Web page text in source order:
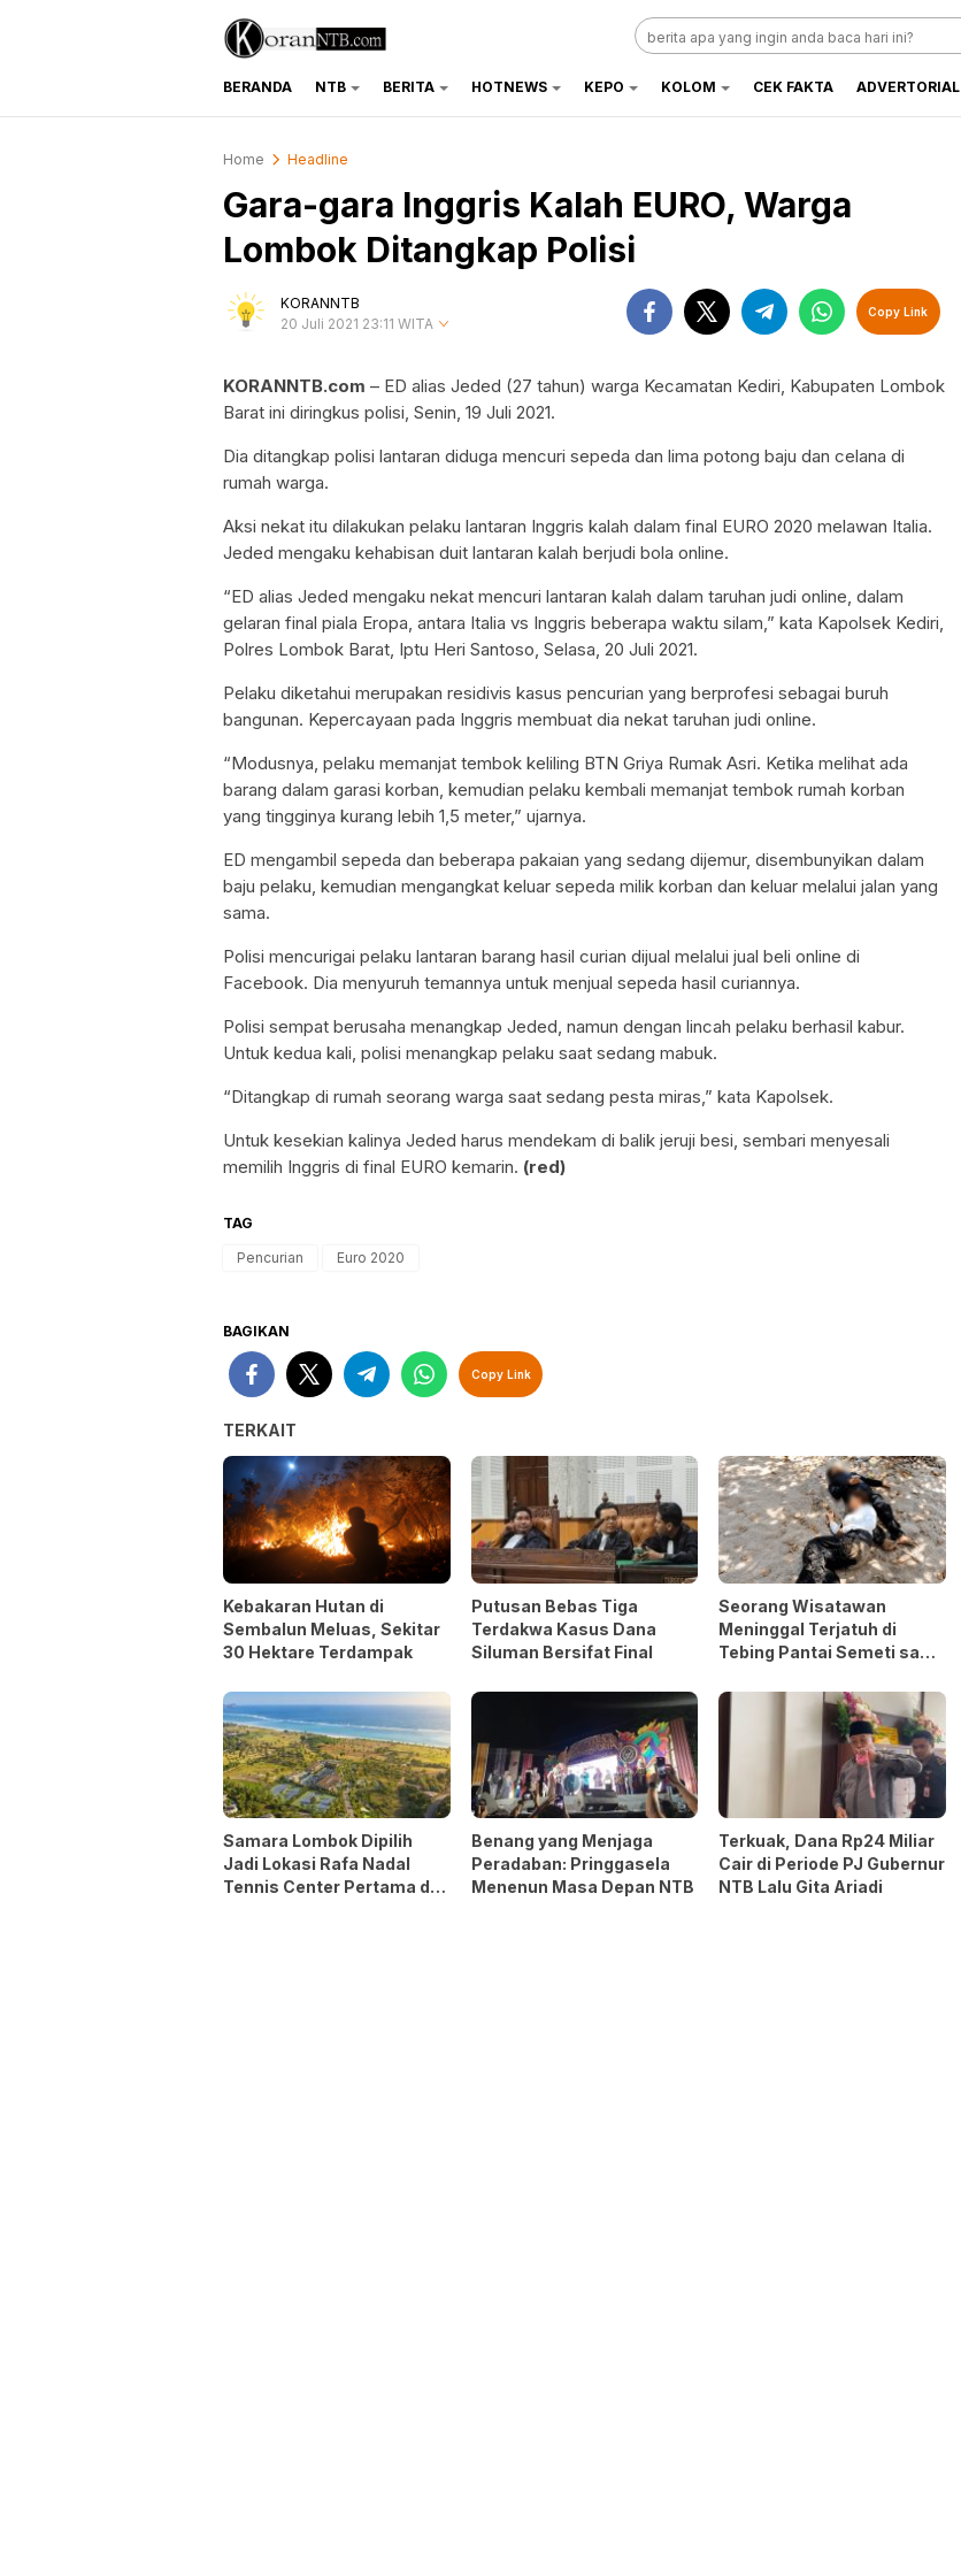
koranntb.com
BERANDA NTB BERITA HOTNEWS KEPO KOLOM CEK FAKTA ADVERTORIAL
Home Headline
Gara-gara Inggris Kalah EURO, Warga
Lombok Ditangkap Polisi
KORANNTB
20 Juli 2021 23:11 WITA
Copy Link
KORANNTB.com – ED alias Jeded (27 tahun) warga Kecamatan Kediri, Kabupaten Lombok
Barat ini diringkus polisi, Senin, 19 Juli 2021.
Dia ditangkap polisi lantaran diduga mencuri sepeda dan lima potong baju dan celana di
rumah warga.
Aksi nekat itu dilakukan pelaku lantaran Inggris kalah dalam final EURO 2020 melawan Italia.
Jeded mengaku kehabisan duit lantaran kalah berjudi bola online.
“ED alias Jeded mengaku nekat mencuri lantaran kalah dalam taruhan judi online, dalam
gelaran final piala Eropa, antara Italia vs Inggris beberapa waktu silam,” kata Kapolsek Kediri,
Polres Lombok Barat, Iptu Heri Santoso, Selasa, 20 Juli 2021.
Pelaku diketahui merupakan residivis kasus pencurian yang berprofesi sebagai buruh
bangunan. Kepercayaan pada Inggris membuat dia nekat taruhan judi online.
“Modusnya, pelaku memanjat tembok keliling BTN Griya Rumak Asri. Ketika melihat ada
barang dalam garasi korban, kemudian pelaku kembali memanjat tembok rumah korban
yang tingginya kurang lebih 1,5 meter,” ujarnya.
ED mengambil sepeda dan beberapa pakaian yang sedang dijemur, disembunyikan dalam
baju pelaku, kemudian mengangkat keluar sepeda milik korban dan keluar melalui jalan yang
sama.
Polisi mencurigai pelaku lantaran barang hasil curian dijual melalui jual beli online di
Facebook. Dia menyuruh temannya untuk menjual sepeda hasil curiannya.
Polisi sempat berusaha menangkap Jeded, namun dengan lincah pelaku berhasil kabur.
Untuk kedua kali, polisi menangkap pelaku saat sedang mabuk.
“Ditangkap di rumah seorang warga saat sedang pesta miras,” kata Kapolsek.
Untuk kesekian kalinya Jeded harus mendekam di balik jeruji besi, sembari menyesali
memilih Inggris di final EURO kemarin. (red)
TAG
Pencurian
Euro 2020
BAGIKAN
Copy Link
TERKAIT
Kebakaran Hutan di
Sembalun Meluas, Sekitar
30 Hektare Terdampak
Putusan Bebas Tiga
Terdakwa Kasus Dana
Siluman Bersifat Final
Seorang Wisatawan
Meninggal Terjatuh di
Tebing Pantai Semeti saat
Samara Lombok Dipilih
Jadi Lokasi Rafa Nadal
Tennis Center Pertama di
Benang yang Menjaga
Peradaban: Pringgasela
Menenun Masa Depan NTB
Terkuak, Dana Rp24 Miliar
Cair di Periode PJ Gubernur
NTB Lalu Gita Ariadi